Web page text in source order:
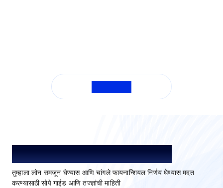
लोन समजून घ्या. अधिक चांगले निवडा.
तुम्हाला लोन समजून घेण्यास आणि चांगले फायनान्शियल निर्णय घेण्यास मदत
करण्यासाठी सोपे गाईड आणि तज्ज्ञांची माहिती